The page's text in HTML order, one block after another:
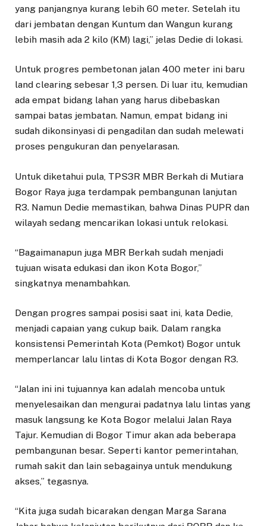
yang panjangnya kurang lebih 60 meter. Setelah itu
dari jembatan dengan Kuntum dan Wangun kurang
lebih masih ada 2 kilo (KM) lagi,” jelas Dedie di lokasi.
Untuk progres pembetonan jalan 400 meter ini baru
land clearing sebesar 1,3 persen. Di luar itu, kemudian
ada empat bidang lahan yang harus dibebaskan
sampai batas jembatan. Namun, empat bidang ini
sudah dikonsinyasi di pengadilan dan sudah melewati
proses pengukuran dan penyelarasan.
Untuk diketahui pula, TPS3R MBR Berkah di Mutiara
Bogor Raya juga terdampak pembangunan lanjutan
R3. Namun Dedie memastikan, bahwa Dinas PUPR dan
wilayah sedang mencarikan lokasi untuk relokasi.
“Bagaimanapun juga MBR Berkah sudah menjadi
tujuan wisata edukasi dan ikon Kota Bogor,”
singkatnya menambahkan.
Dengan progres sampai posisi saat ini, kata Dedie,
menjadi capaian yang cukup baik. Dalam rangka
konsistensi Pemerintah Kota (Pemkot) Bogor untuk
memperlancar lalu lintas di Kota Bogor dengan R3.
“Jalan ini ini tujuannya kan adalah mencoba untuk
menyelesaikan dan mengurai padatnya lalu lintas yang
masuk langsung ke Kota Bogor melalui Jalan Raya
Tajur. Kemudian di Bogor Timur akan ada beberapa
pembangunan besar. Seperti kantor pemerintahan,
rumah sakit dan lain sebagainya untuk mendukung
akses,” tegasnya.
“Kita juga sudah bicarakan dengan Marga Sarana